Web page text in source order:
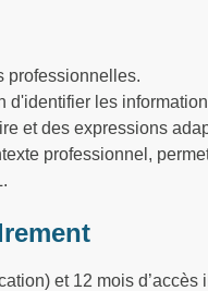
professionnelles.
d'identifier les
et des expressions
professionnel,
et 12 mois